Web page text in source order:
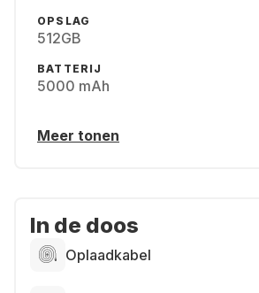
OPSLAG
512GB
BATTERIJ
5000 mAh
Meer tonen
In de doos
Oplaadkabel